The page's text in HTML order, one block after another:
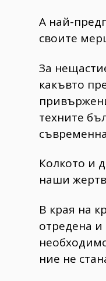
А най-
своите
За
какъвто
техните
Колкото и
наши
В края на
отредена
ние не